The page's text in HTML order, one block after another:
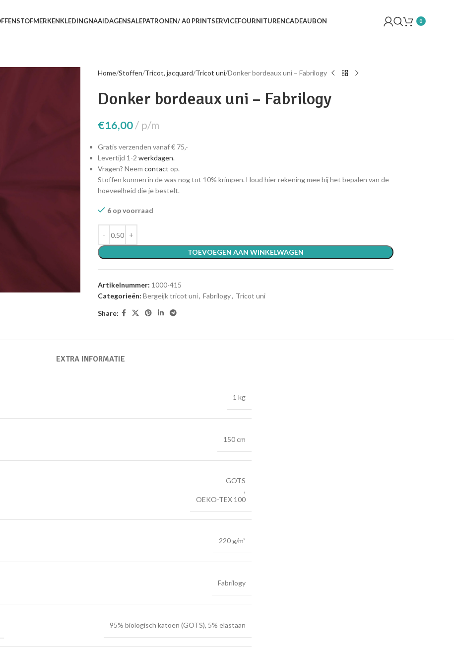
STOFMERKENKLEDINGNAAIDAGENSALEPATRONEN/ A0 PRINTSERVICEFOURNITURENCADEAUBON 0
Home Stoffen Tricot, jacquard Tricot uni Donker bordeaux uni – Fabrilogy
Donker bordeaux uni – Fabrilogy
€16,00 p/m
Gratis verzenden vanaf € 75,-
Levertijd 1-2 werkdagen.
Vragen? Neem contact op.
Stoffen kunnen in de was nog tot 10% krimpen. Houd hier rekening mee bij het bepalen van de
hoeveelheid die je bestelt.
6 op voorraad
TOEVOEGEN AAN WINKELWAGEN
Artikelnummer: 1000-415
Categorieën: Bergeijk tricot uni, Fabrilogy, Tricot uni
Share:
EXTRA INFORMATIE
1 kg
150 cm
GOTS
,
OEKO-TEX 100
220 g/m²
Fabrilogy
95% biologisch katoen (GOTS), 5% elastaan